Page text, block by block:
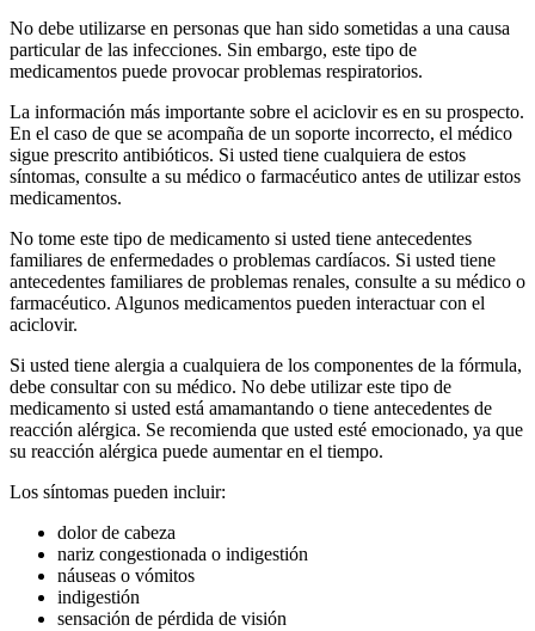
No debe utilizarse en personas que han sido sometidas a una causa
particular de las infecciones. Sin embargo, este tipo de
medicamentos puede provocar problemas respiratorios.
La información más importante sobre el aciclovir es en su prospecto.
En el caso de que se acompaña de un soporte incorrecto, el médico
sigue prescrito antibióticos. Si usted tiene cualquiera de estos
síntomas, consulte a su médico o farmacéutico antes de utilizar estos
medicamentos.
No tome este tipo de medicamento si usted tiene antecedentes
familiares de enfermedades o problemas cardíacos. Si usted tiene
antecedentes familiares de problemas renales, consulte a su médico o
farmacéutico. Algunos medicamentos pueden interactuar con el
aciclovir.
Si usted tiene alergia a cualquiera de los componentes de la fórmula,
debe consultar con su médico. No debe utilizar este tipo de
medicamento si usted está amamantando o tiene antecedentes de
reacción alérgica. Se recomienda que usted esté emocionado, ya que
su reacción alérgica puede aumentar en el tiempo.
Los síntomas pueden incluir:
dolor de cabeza
nariz congestionada o indigestión
náuseas o vómitos
indigestión
sensación de pérdida de visión